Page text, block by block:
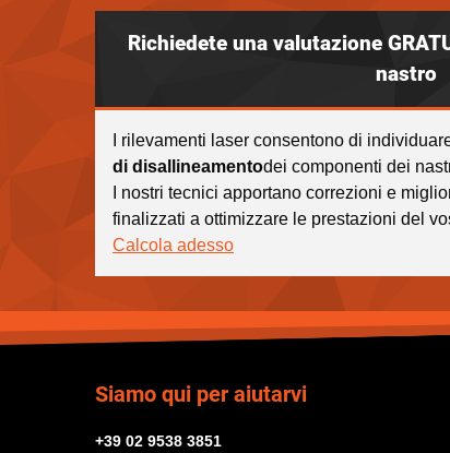
Richiedete una valutazione
nastro
I rilevamenti laser consentono di
di disallineamentodei componenti dei
I nostri tecnici apportano correzioni e
finalizzati a ottimizzare le prestazioni del
Calcola adesso
Siamo qui per aiutarvi
+39 02 9538 3851